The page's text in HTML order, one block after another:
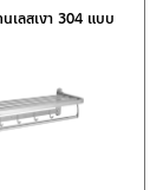
เลสเงา 304 แบบ